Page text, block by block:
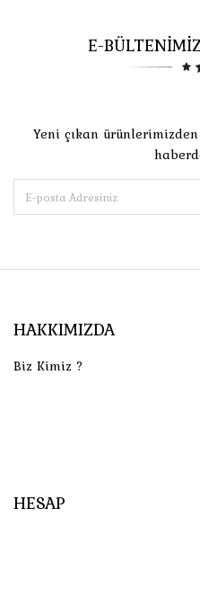
E-
Yeni çıkan
HAKKIMIZDA
Biz Kimiz ?
HESAP